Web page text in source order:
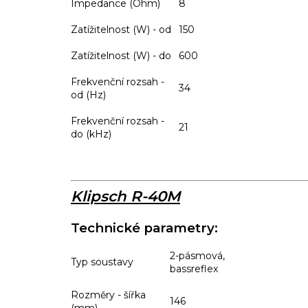
Impedance (Ohm) 8
Zatížitelnost (W) - od 150
Zatížitelnost (W) - do 600
Frekvenční rozsah -
od (Hz)
34
Frekvenční rozsah -
do (kHz)
21
Klipsch R-40M
Technické parametry:
Typ soustavy
2-pásmová,
bassreflex
Rozměry - šířka
146